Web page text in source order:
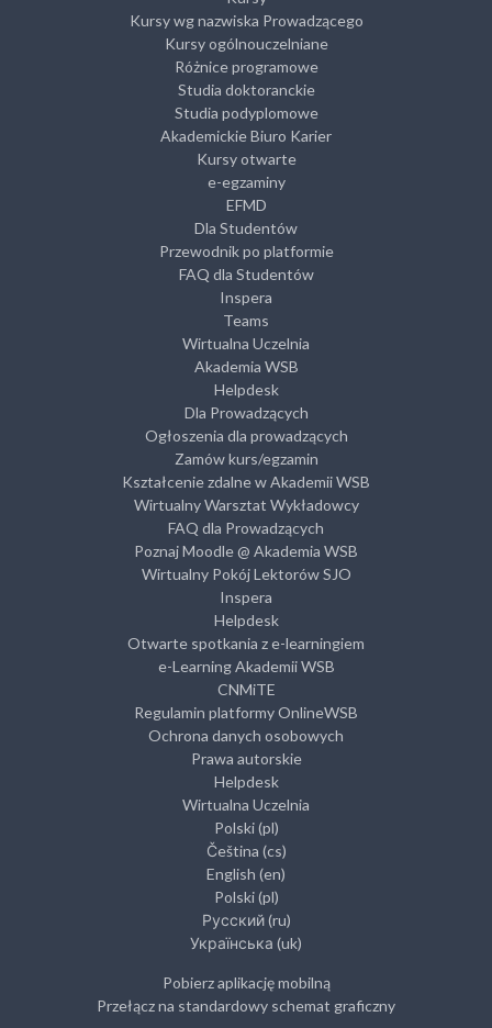
Kursy wg nazwiska Prowadzącego
Kursy ogólnouczelniane
Różnice programowe
Studia doktoranckie
Studia podyplomowe
Akademickie Biuro Karier
Kursy otwarte
e-egzaminy
EFMD
Dla Studentów
Przewodnik po platformie
FAQ dla Studentów
Inspera
Teams
Wirtualna Uczelnia
Akademia WSB
Helpdesk
Dla Prowadzących
Ogłoszenia dla prowadzących
Zamów kurs/egzamin
Kształcenie zdalne w Akademii WSB
Wirtualny Warsztat Wykładowcy
FAQ dla Prowadzących
Poznaj Moodle @ Akademia WSB
Wirtualny Pokój Lektorów SJO
Inspera
Helpdesk
Otwarte spotkania z e-learningiem
e-Learning Akademii WSB
CNMiTE
Regulamin platformy OnlineWSB
Ochrona danych osobowych
Prawa autorskie
Helpdesk
Wirtualna Uczelnia
Polski ‎(pl)‎
Čeština ‎(cs)‎
English ‎(en)‎
Polski ‎(pl)‎
Русский ‎(ru)‎
Українська ‎(uk)‎
Pobierz aplikację mobilną
Przełącz na standardowy schemat graficzny